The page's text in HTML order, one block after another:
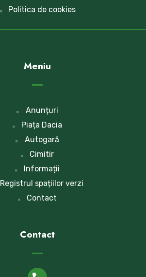
Politica de cookies
Meniu
Anunțuri
Piața Dacia
Autogară
Cimitir
Informații
Registrul spațiilor verzi
Contact
Contact